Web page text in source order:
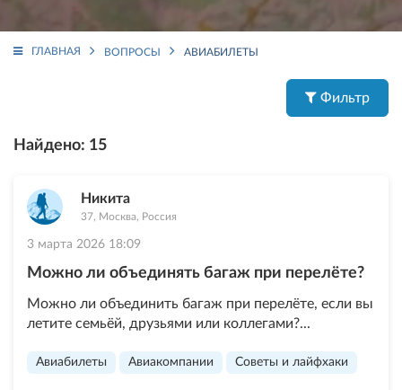
ГЛАВНАЯ ВОПРОСЫ АВИАБИЛЕТЫ
Фильтр
Найдено: 15
Никита
37, Москва, Россия
3 марта 2026 18:09
Можно ли объединять багаж при перелёте?
Можно ли объединить багаж при перелёте, если вы
летите семьёй, друзьями или коллегами?...
Авиабилеты Авиакомпании Советы и лайфхаки